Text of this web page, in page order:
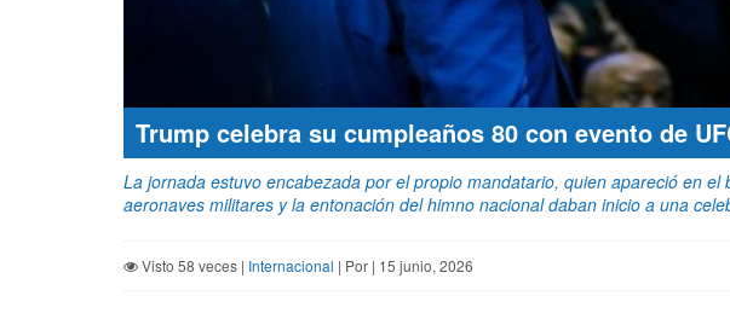
Trump celebra su cumpleaños 80 con evento de
La jornada estuvo encabezada por el propio mandatario, quien apareció en
aeronaves militares y la entonación del himno nacional daban inicio a una
Visto 58 veces | Internacional | Por | 15 junio, 2026